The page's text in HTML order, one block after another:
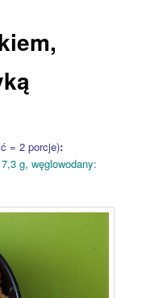
= 2 porcje):
g, węglowodany: